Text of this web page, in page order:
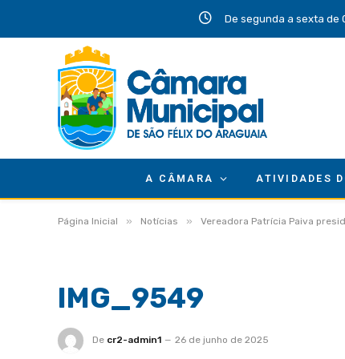
De segunda a sexta de
A CÂMARA ATIVIDADES
Página Inicial » Notícias » Vereadora Patrícia Paiva
IMG_9549
De cr2-admin1 26 de junho de 2025